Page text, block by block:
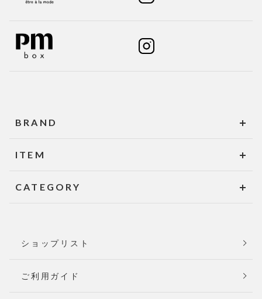
BRAND
ITEM
CATEGORY
ショップリスト
ご利用ガイド